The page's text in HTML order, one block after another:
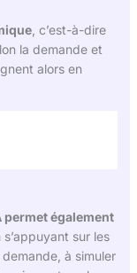
, c’est-à-dire
la demande et
alors en
permet également
s’appuyant sur les
à simuler